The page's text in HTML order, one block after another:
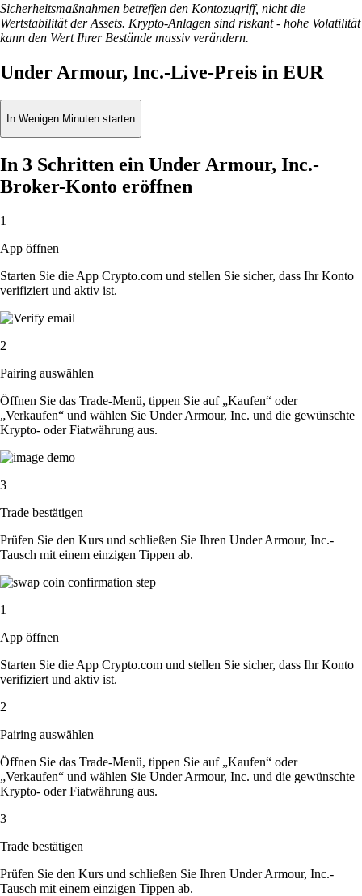
Sicherheitsmaßnahmen betreffen den Kontozugriff, nicht die
Wertstabilität der Assets. Krypto-Anlagen sind riskant - hohe Volatilität
kann den Wert Ihrer Bestände massiv verändern.
Under Armour, Inc.-Live-Preis in EUR
In Wenigen Minuten starten
In 3 Schritten ein Under Armour, Inc.-
Broker-Konto eröffnen
1
App öffnen
Starten Sie die App Crypto.com und stellen Sie sicher, dass Ihr Konto
verifiziert und aktiv ist.
2
Pairing auswählen
Öffnen Sie das Trade-Menü, tippen Sie auf „Kaufen“ oder
„Verkaufen“ und wählen Sie Under Armour, Inc. und die gewünschte
Krypto- oder Fiatwährung aus.
3
Trade bestätigen
Prüfen Sie den Kurs und schließen Sie Ihren Under Armour, Inc.-
Tausch mit einem einzigen Tippen ab.
1
App öffnen
Starten Sie die App Crypto.com und stellen Sie sicher, dass Ihr Konto
verifiziert und aktiv ist.
2
Pairing auswählen
Öffnen Sie das Trade-Menü, tippen Sie auf „Kaufen“ oder
„Verkaufen“ und wählen Sie Under Armour, Inc. und die gewünschte
Krypto- oder Fiatwährung aus.
3
Trade bestätigen
Prüfen Sie den Kurs und schließen Sie Ihren Under Armour, Inc.-
Tausch mit einem einzigen Tippen ab.